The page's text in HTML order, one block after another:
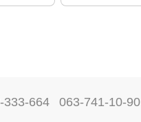
333-664 063-741-10-90